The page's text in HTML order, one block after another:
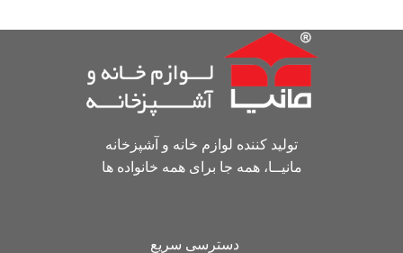
تولید کننده لوازم خانه و آشپزخانه
مانیــا، همه جا برای همه خانواده ها
دسترسی سریع